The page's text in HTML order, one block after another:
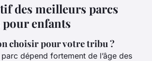
des meilleurs parcs
enfants
choisir pour votre tribu ?
parc dépend fortement de l’âge des